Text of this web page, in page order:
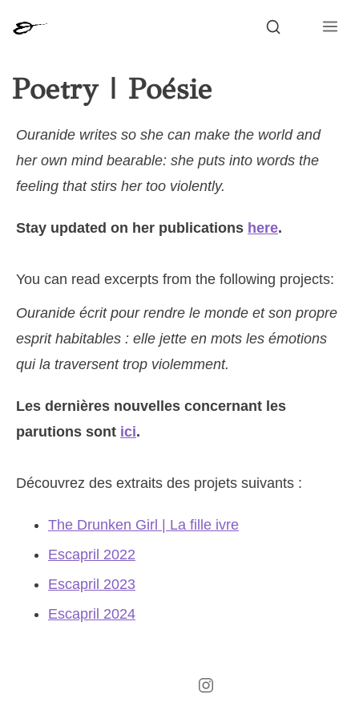
Search Menu
Poetry | Poésie
Ouranide writes so she can make the world and
her own mind bearable: she puts into words the
feeling that stirs her too violently.
Stay updated on her publications here.
You can read excerpts from the following projects:
Ouranide écrit pour rendre le monde et son propre
esprit habitables : elle jette en mots les émotions
qui la traversent trop violemment.
Les dernières nouvelles concernant les
parutions sont ici.
Découvrez des extraits des projets suivants :
The Drunken Girl | La fille ivre
Escapril 2022
Escapril 2023
Escapril 2024
Threads
Instagram